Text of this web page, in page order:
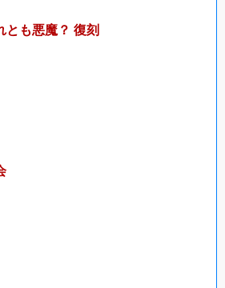
も悪魔？ 復刻